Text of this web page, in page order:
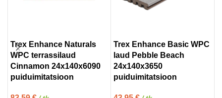
Trex Enhance Naturals
WPC terrassilaud
Cinnamon 24x140x6090
puiduimitatsioon
Trex Enhance Basic WPC
laud Pebble Beach
24x140x3650
puiduimitatsioon